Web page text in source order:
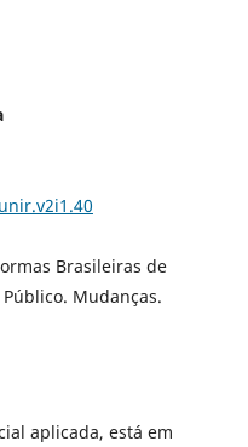
Brasileiras de
Mudanças.
aplicada, está em